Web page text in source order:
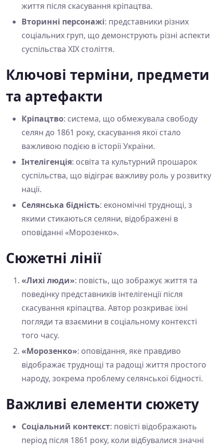
життя після скасування кріпацтва.
Вторинні персонажі: представники різних
соціальних груп, що демонструють різні аспекти
суспільства XIX століття.
Ключові терміни, предмети
та артефакти
Кріпацтво: система, що обмежувала свободу
селян до 1861 року, скасування якої стало
важливою подією в історії України.
Інтелігенція: освіта та культурний прошарок
суспільства, що відіграє важливу роль у розвитку
нації.
Селянська бідність: економічні труднощі, з
якими стикаються селяни, відображені в
оповіданні «Морозенко».
Сюжетні лінії
«Лихі люди»: повість, що зображує життя та
поведінку представників інтелігенції після
скасування кріпацтва. Автор розкриває їхні
погляди та взаємини в соціальному контексті
того часу.
«Морозенко»: оповідання, яке правдиво
відображає труднощі та радощі життя простого
народу, зокрема проблему селянської бідності.
Важливі елементи сюжету
Соціальний контекст: повісті відображають
період після 1861 року, коли відбувалися значні